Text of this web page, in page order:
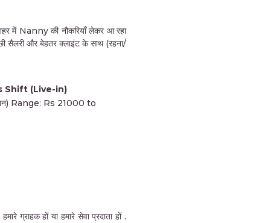
Nanny की नौकरियाँ लेकर आ रहा
सैलरी और बेहतर क्लाइंट के साथ (रहना/
Shift (Live-in)
Range: Rs 21000 to
ग्राहक हों या हमारे सेवा प्रदाता हों .